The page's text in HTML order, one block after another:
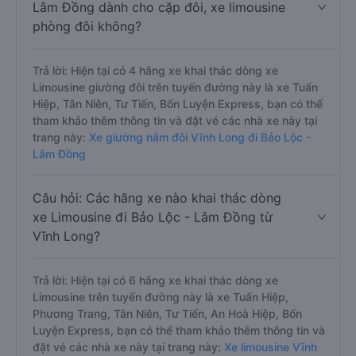
Lâm Đồng dành cho cặp đôi, xe limousine
phòng đôi không?
Trả lời: Hiện tại có 4 hãng xe khai thác dòng xe
Limousine giường đôi trên tuyến đường này là xe Tuấn
Hiệp, Tân Niên, Tư Tiến, Bốn Luyện Express, bạn có thể
tham khảo thêm thông tin và đặt vé các nhà xe này tại
trang này: Xe giường nằm đôi Vĩnh Long đi Bảo Lộc -
Lâm Đồng
Câu hỏi: Các hãng xe nào khai thác dòng
xe Limousine đi Bảo Lộc - Lâm Đồng từ
Vĩnh Long?
Trả lời: Hiện tại có 6 hãng xe khai thác dòng xe
Limousine trên tuyến đường này là xe Tuấn Hiệp,
Phương Trang, Tân Niên, Tư Tiến, An Hoà Hiệp, Bốn
Luyện Express, bạn có thể tham khảo thêm thông tin và
đặt vé các nhà xe này tại trang này: Xe limousine Vĩnh